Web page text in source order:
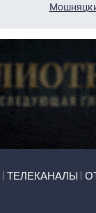
ТЕЛЕКАНАЛЫ